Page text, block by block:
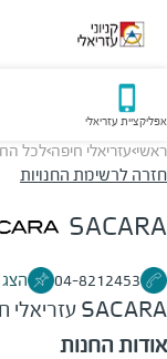
אפליקציית עזריאלי
ראשי>עזריאלי חיפה>לכל
חזרה לרשימת החנויות
SACARA
04-8212453
SACARA עזריאלי
אודות החנות